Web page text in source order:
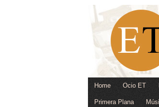
Home Ocio ET
Primera Plana